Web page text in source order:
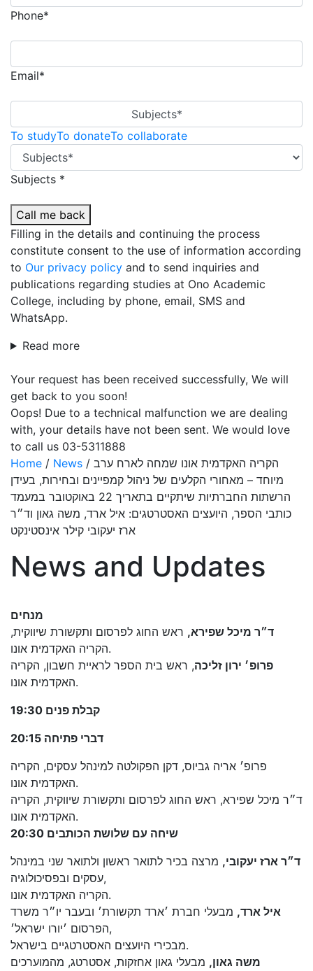
Phone*
Email*
Subjects*
To studyTo donateTo collaborate
Subjects *
Call me back
Filling in the details and continuing the process
constitute consent to the use of information according
to Our privacy policy and to send inquiries and
publications regarding studies at Ono Academic
College, including by phone, email, SMS and
WhatsApp.
Read more
Your request has been received successfully, We will
get back to you soon!
Oops! Due to a technical malfunction we are dealing
with, your details have not been sent. We would love
to call us 03-5311888
Home / News / הקריה האקדמית אונו שמחה לארח ערב
מיוחד – מאחורי הקלעים של ניהול קמפיינים ובחירות, בעידן
הרשתות החברתיות שיתקיים בתאריך 22 באוקטובר במעמד
כותבי הספר, היועצים האסטרטגים: איל ארד, משה גאון וד״ר
ארז יעקובי קילר אינסטינקט
News and Updates
מנחים
ד״ר מיכל שפירא, ראש החוג לפרסום ותקשורת שיווקית,
הקריה האקדמית אונו.
פרופ׳ ירון זליכה, ראש בית הספר לראיית חשבון, הקריה
האקדמית אונו.
19:30 קבלת פנים
20:15 דברי פתיחה
פרופ׳ אריה גביוס, דקן הפקולטה למינהל עסקים, הקריה
האקדמית אונו.
ד״ר מיכל שפירא, ראש החוג לפרסום ותקשורת שיווקית, הקריה
האקדמית אונו.
20:30 שיחה עם שלושת הכותבים
ד״ר ארז יעקובי, מרצה בכיר לתואר ראשון ולתואר שני במינהל
עסקים ובפסיכולוגיה,
הקריה האקדמית אונו.
איל ארד, מבעלי חברת ׳ארד תקשורת׳ ובעבר יו״ר משרד
הפרסום ׳יורו ישראל׳,
מבכירי היועצים האסטרטגיים בישראל.
משה גאון, מבעלי גאון אחזקות, אסטרטג, מהמוערכים